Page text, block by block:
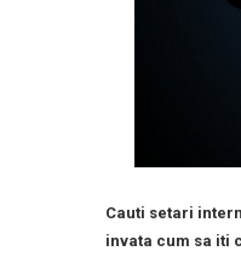
Cauti setari
invata cum sa iti